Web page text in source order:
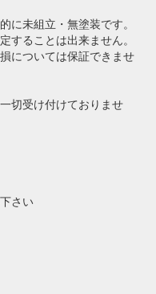
に未組立・無塗装です。
することは出来ません。
については保証できませ
切受け付けておりませ
さい